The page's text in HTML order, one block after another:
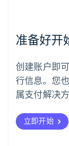
准备好开
创建账户即
行信息。您
属支付解决方
立即开始
挪威
葡萄牙
Português
日本
日本語English
瑞典
瑞士
Deutsch